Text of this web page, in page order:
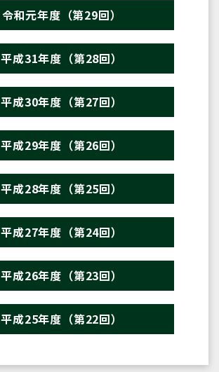
令和元年度（第29回）
平成31年度（第28回）
平成30年度（第27回）
平成29年度（第26回）
平成28年度（第25回）
平成27年度（第24回）
平成26年度（第23回）
平成25年度（第22回）